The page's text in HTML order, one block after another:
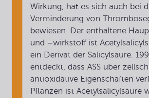
Wirkung, hat es sich auch bei
Verminderung von
bewiesen. Der enthaltene
und –wirkstoff ist
ein Derivat der Salicylsäure.
entdeckt, dass ASS über
antioxidative Eigenschaften
Pflanzen ist Acetylsalicylsäure